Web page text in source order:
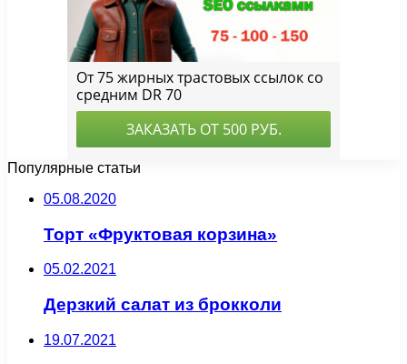
Популярные статьи
05.08.2020
Торт «Фруктовая корзина»
05.02.2021
Дерзкий салат из брокколи
19.07.2021